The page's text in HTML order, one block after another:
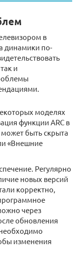
в
динамики по-
и
моделях
функции ARC в
быть скрыта
«Внешние
Регулярно
новых версий
корректно,
через
обновления
изменения